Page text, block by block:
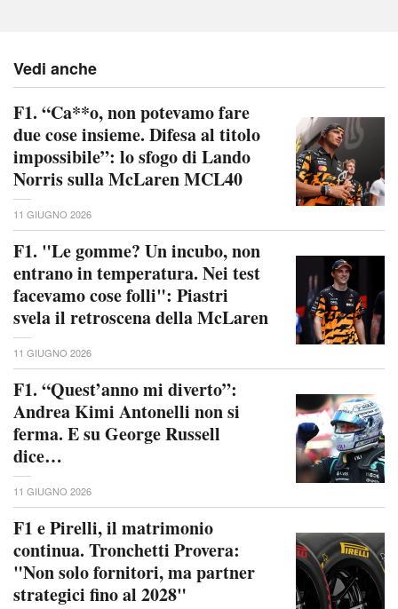
Vedi anche
F1. “Ca**o, non potevamo fare
due cose insieme. Difesa al titolo
impossibile”: lo sfogo di Lando
Norris sulla McLaren MCL40
11 GIUGNO 2026
F1. "Le gomme? Un incubo, non
entrano in temperatura. Nei test
facevamo cose folli": Piastri
svela il retroscena della McLaren
11 GIUGNO 2026
F1. “Quest’anno mi diverto”:
Andrea Kimi Antonelli non si
ferma. E su George Russell
dice…
11 GIUGNO 2026
F1 e Pirelli, il matrimonio
continua. Tronchetti Provera:
"Non solo fornitori, ma partner
strategici fino al 2028"